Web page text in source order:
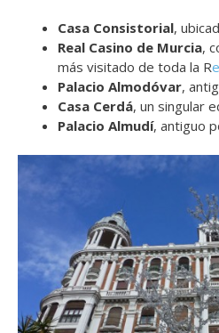
Casa Consistorial,
Real Casino de Murcia,
más visitado de toda la R
Palacio Almodóvar,
Casa Cerdá, un singular
Palacio Almudí, antiguo